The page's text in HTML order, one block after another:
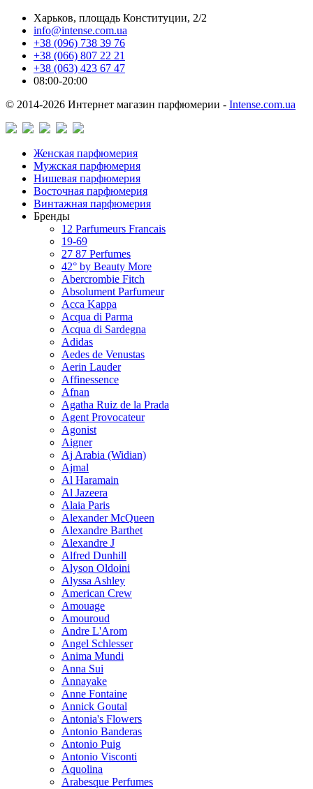
Харьков, площадь Конституции, 2/2
info@intense.com.ua
+38 (096) 738 39 76
+38 (066) 807 22 21
+38 (063) 423 67 47
08:00-20:00
© 2014-2026 Интернет магазин парфюмерии - Intense.com.ua
Женская парфюмерия
Мужская парфюмерия
Нишевая парфюмерия
Восточная парфюмерия
Винтажная парфюмерия
Бренды
12 Parfumeurs Francais
19-69
27 87 Perfumes
42° by Beauty More
Abercrombie Fitch
Absolument Parfumeur
Acca Kappa
Acqua di Parma
Acqua di Sardegna
Adidas
Aedes de Venustas
Aerin Lauder
Affinessence
Afnan
Agatha Ruiz de la Prada
Agent Provocateur
Agonist
Aigner
Aj Arabia (Widian)
Ajmal
Al Haramain
Al Jazeera
Alaia Paris
Alexander McQueen
Alexandre Barthet
Alexandre J
Alfred Dunhill
Alyson Oldoini
Alyssa Ashley
American Crew
Amouage
Amouroud
Andre L'Arom
Angel Schlesser
Anima Mundi
Anna Sui
Annayake
Anne Fontaine
Annick Goutal
Antonia's Flowers
Antonio Banderas
Antonio Puig
Antonio Visconti
Aquolina
Arabesque Perfumes